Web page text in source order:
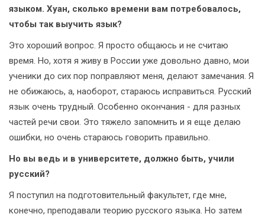
языком. Хуан, сколько времени вам потребовалось,
чтобы так выучить язык?
Это хороший вопрос. Я просто общаюсь и не считаю
время. Но, хотя я живу в России уже довольно давно, мои
ученики до сих пор поправляют меня, делают замечания. Я
не обижаюсь, а, наоборот, стараюсь исправиться. Русский
язык очень трудный. Особенно окончания - для разных
частей речи свои. Это тяжело запомнить и я еще делаю
ошибки, но очень стараюсь говорить правильно.
Но вы ведь и в университете, должно быть, учили
русский?
Я поступил на подготовительный факультет, где мне,
конечно, преподавали теорию русского языка. Но затем